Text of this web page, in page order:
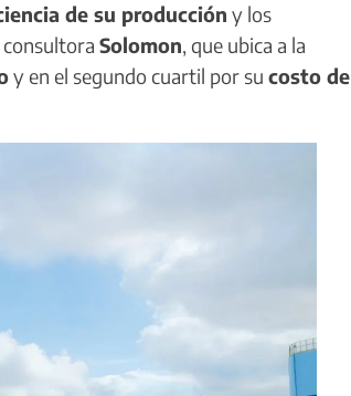
de su producción y los
Solomon, que ubica a la
y en el segundo cuartil por su costo de